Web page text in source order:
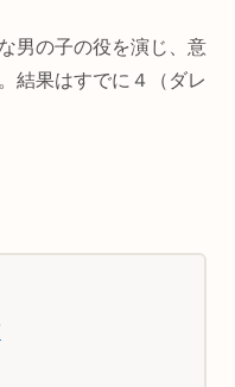
男の子の役を演じ、意
結果はすでに４（ダレ